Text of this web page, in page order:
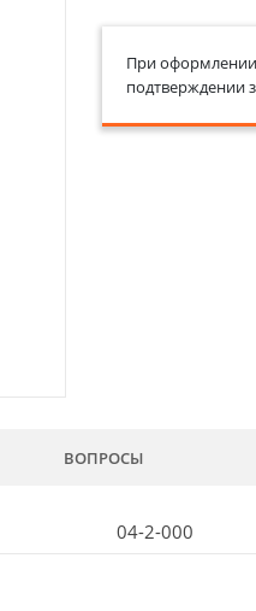
При
подтверждении
ВОПРОСЫ
04-2-000